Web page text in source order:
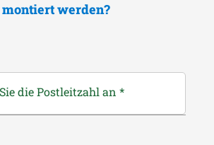
montiert werden?
die Postleitzahl an *